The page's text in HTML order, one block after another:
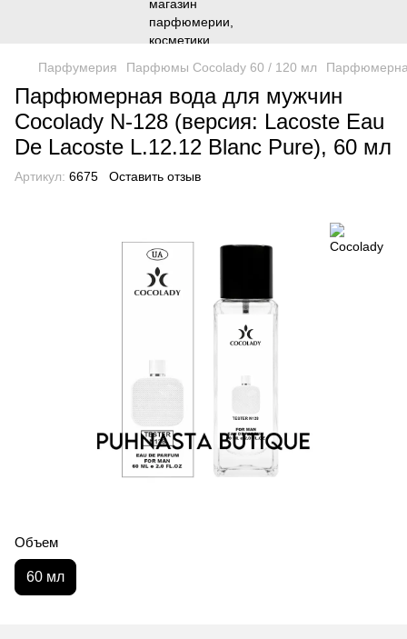
Парфумерия Парфюмы Cocolady 60 / 120 мл
Парфюмерная вода для мужчин
Cocolady N-128 (версия: Lacoste Eau
De Lacoste L.12.12 Blanc Pure), 60 мл
Артикул: 6675 Оставить отзыв
Объем
60 мл